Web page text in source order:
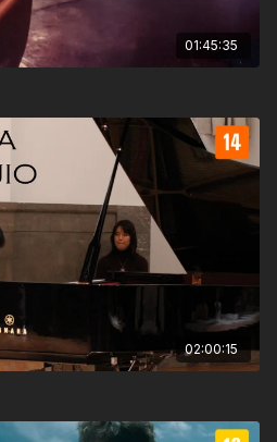
01:45:35
02:00:15